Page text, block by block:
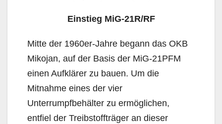
Einstieg MiG-21R/RF
Mitte der 1960er-Jahre begann das OKB
Mikojan, auf der Basis der MiG-21PFM
einen Aufklärer zu bauen. Um die
Mitnahme eines der vier
Unterrumpfbehälter zu ermöglichen,
entfiel der Treibstoffträger an dieser